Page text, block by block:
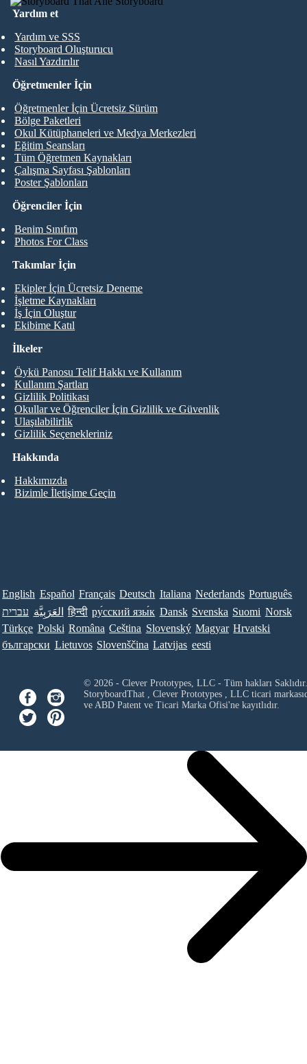
Yardım et
Yardım ve SSS
Storyboard Oluşturucu
Nasıl Yazdırılır
Öğrenciler İçin
Benim Sınıfım
Photos For Class
Öğretmenler İçin
Öğretmenler İçin Ücretsiz Sürüm
Bölge Paketleri
Okul Kütüphaneleri ve Medya Merkezleri
Eğitim Seansları
Tüm Öğretmen Kaynakları
Çalışma Sayfası Şablonları
Poster Şablonları
Takımlar İçin
Ekipler İçin Ücretsiz Deneme
İşletme Kaynakları
İş İçin Oluştur
Ekibime Katıl
Hakkında
Hakkımızda
Bizimle İletişime Geçin
İlkeler
Öykü Panosu Telif Hakkı ve Kullanım
Kullanım Şartları
Gizlilik Politikası
Okullar ve Öğrenciler İçin Gizlilik ve Güvenlik
Ulaşılabilirlik
Gizlilik Seçenekleriniz
English Español Français Deutsch Italiana Nederlands Português
עברית العَرَبِيَّة हिन्दी ру́сский язы́к Dansk Svenska Suomi Norsk
Türkçe Polski Româna Ceština Slovenský Magyar Hrvatski
български Lietuvos Slovenščina Latvijas eesti
© 2026 - Clever Prototypes, LLC - Tüm hakları Saklıdır.
StoryboardThat , Clever Prototypes , LLCticari
ve ABD Patent ve Ticari Marka Ofisi'ne kayıtlıdır.